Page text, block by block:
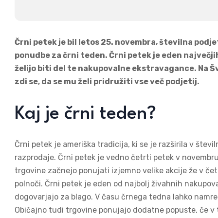
Črni petek je bil letos 25. novembra, številna
ponudbe za črni teden. Črni petek je eden
želijo biti del te nakupovalne ekstravagance. Na
zdi se, da se mu želi pridružiti vse več podjetij.
Kaj je črni teden?
Črni petek je ameriška tradicija, ki se je razširila v
razprodaje. Črni petek je vedno četrti petek v
trgovine začnejo ponujati izjemno velike akcije že v
polnoči. Črni petek je eden od najbolj živahnih
dogovarjajo za blago. V času črnega tedna lahko
Običajno tudi trgovine ponujajo dodatne popuste, če